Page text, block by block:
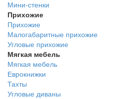
Мини-стенки
Прихожие
Прихожие
Малогабаритные прихожие
Угловые прихожие
Мягкая мебель
Мягкая мебель
Еврокнижки
Тахты
Угловые диваны